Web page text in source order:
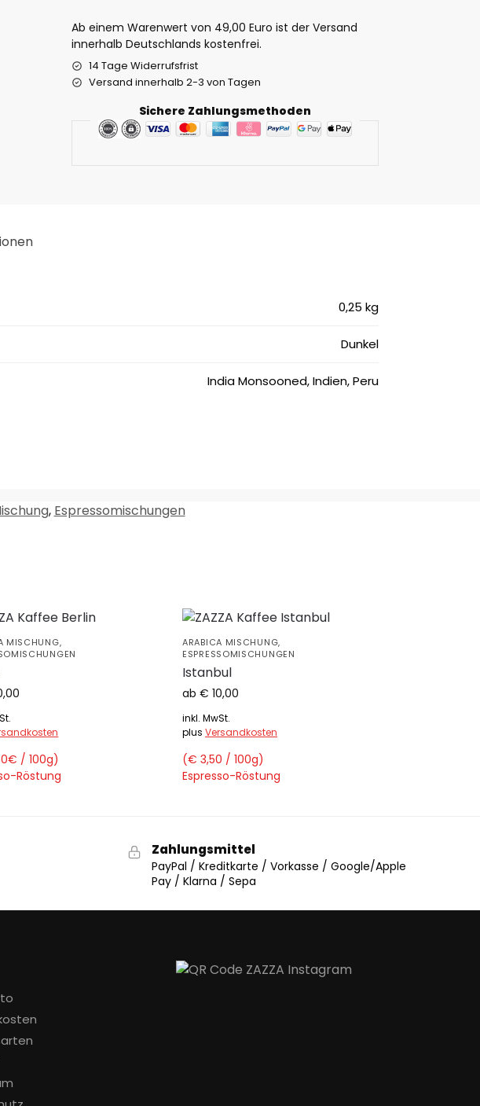
Ab einem Warenwert von 49,00 Euro ist der Versand
innerhalb Deutschlands kostenfrei.
14 Tage Widerrufsfrist
Versand innerhalb 2-3 von Tagen
Sichere Zahlungsmethoden
0,25 kg
Dunkel
India Monsooned, Indien, Peru
, Espressomischungen
MISCHUNG,
/ 100g)
Röstung
ARABICA MISCHUNG,
ESPRESSOMISCHUNGEN
Istanbul
ab € 10,00
inkl. MwSt.
plusVersandkosten
(€ 3,50 / 100g)
Espresso-Röstung
Zahlungsmittel
PayPal / Kreditkarte / Vorkasse / Google/Apple
Pay / Klarna / Sepa